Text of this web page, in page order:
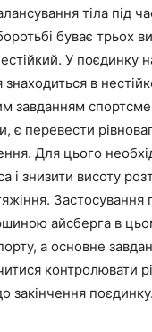
тіла під
буває трьох
У поєдинку
в
завданням
є перевести
Для цього
і знизити висоту
Застосування
айсберга в
а основне
контролювати
закінчення поєдинку.